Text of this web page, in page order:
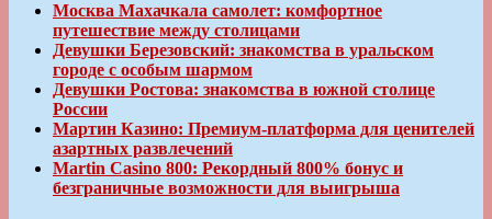
Москва Махачкала самолет: комфортное
путешествие между столицами
Девушки Березовский: знакомства в уральском
городе с особым шармом
Девушки Ростова: знакомства в южной столице
России
Мартин Казино: Премиум-платформа для ценителей
азартных развлечений
Martin Casino 800: Рекордный 800% бонус и
безграничные возможности для выигрыша